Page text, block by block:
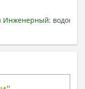
Инженерный:
дополнительную